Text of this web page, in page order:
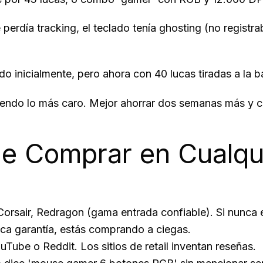
tracking, el teclado tenía ghosting (no
inicialmente, pero ahora con 40 lucas tiradas a la
lo más caro. Mejor ahorrar dos semanas más
Comprar en
Redragon (gama entrada confiable). Si nunca
garantía, estás comprando a ciegas.
o Reddit. Los sitios de retail inventan reseñas.